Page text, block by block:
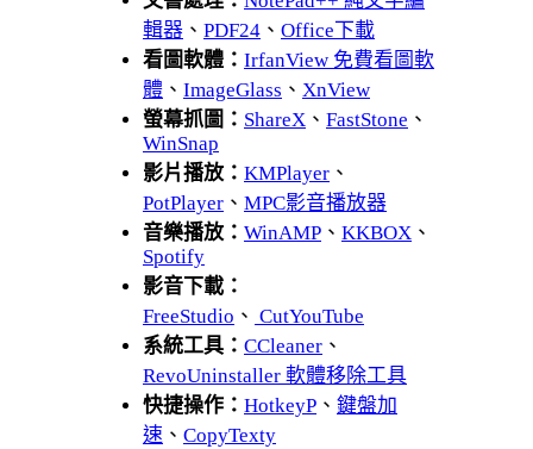
輯器 、 PDF24 、 Office下載
看圖軟體： IrfanView 免費看圖軟
體 、 ImageGlass 、 XnView
螢幕抓圖： ShareX 、 FastStone 、
WinSnap
影片播放： KMPlayer 、
PotPlayer 、 MPC影音播放器
音樂播放： WinAMP 、 KKBOX 、
Spotify
影音下載：
FreeStudio 、 CutYouTube
系統工具： CCleaner 、
RevoUninstaller 軟體移除工具
快捷操作： HotkeyP 、 鍵盤加
速 、 CopyTexty